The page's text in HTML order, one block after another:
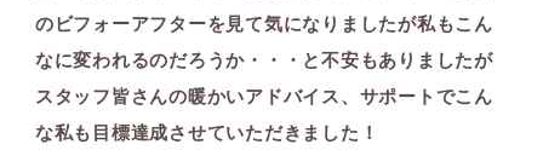
のビフォーアフターを見て気になりましたが私もこん
なに変われるのだろうか・・・と不安もありましたが
スタッフ皆さんの暖かいアドバイス、サポートでこん
な私も目標達成させていただきました！